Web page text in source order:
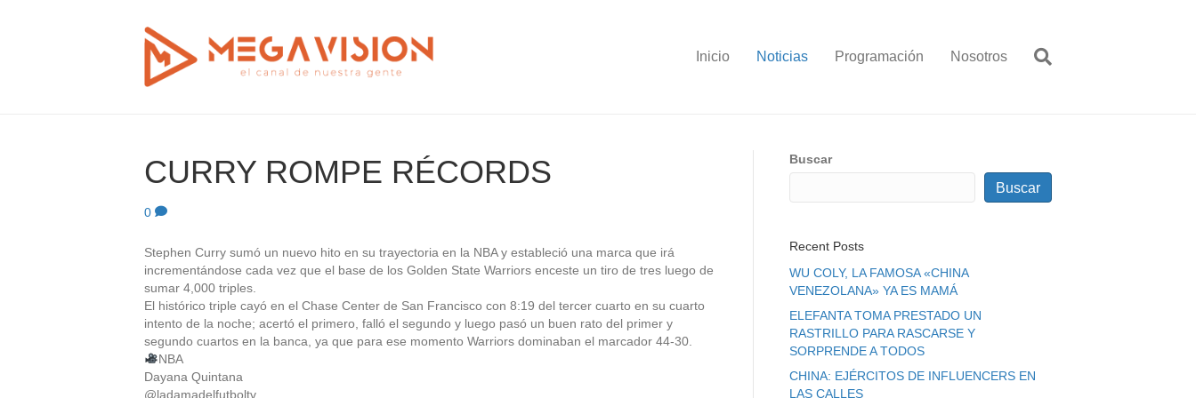
Inicio Noticias Programación Nosotros
CURRY ROMPE RÉCORDS
0
Stephen Curry sumó un nuevo hito en su trayectoria en la NBA y estableció una marca que irá
incrementándose cada vez que el base de los Golden State Warriors enceste un tiro de tres luego de
sumar 4,000 triples.
El histórico triple cayó en el Chase Center de San Francisco con 8:19 del tercer cuarto en su cuarto
intento de la noche; acertó el primero, falló el segundo y luego pasó un buen rato del primer y
segundo cuartos en la banca, ya que para ese momento Warriors dominaban el marcador 44-30.
NBA
Dayana Quintana
@ladamadelfutboltv
Buscar
Buscar
Recent Posts
WU COLY, LA FAMOSA «CHINA
VENEZOLANA» YA ES MAMÁ
ELEFANTA TOMA PRESTADO UN
RASTRILLO PARA RASCARSE Y
SORPRENDE A TODOS
CHINA: EJÉRCITOS DE INFLUENCERS EN
LAS CALLES